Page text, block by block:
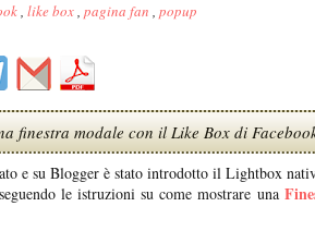
, like box, pagina fan , popup
finestra modale con il Like Box di
e su Blogger è stato introdotto il Lightbox
le istruzioni su come mostrare una